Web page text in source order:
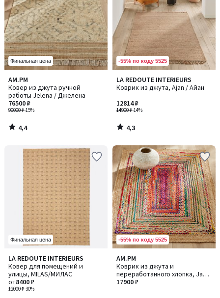
Финальная цена
AM.PM
Ковер из джута ручной
работы Jelena / Джелена
90000 ₽-15%
76500 ₽
4,4
/ 5
4,4
/
-55% по коду 5525
LA REDOUTE INTERIEURS
Коврик из джута, Ajan / Айан
14900 ₽-14%
12814 ₽
4,3
/ 5
4,3
/
Финальная цена
LA REDOUTE INTERIEURS
Ковер для помещений и
улицы, MILAS/МИЛАС
12000 ₽-30%
от8400 ₽
5
/
5
-55% по коду 5525
AM.PM
Коврик из джута и
переработанного хлопка, Jaco
/ Джако
17900 ₽
4,3
/ 5